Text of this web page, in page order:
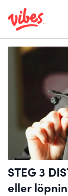
STEG 3
eller